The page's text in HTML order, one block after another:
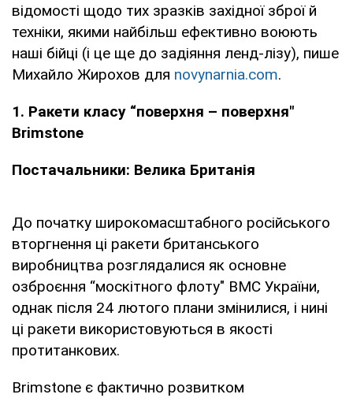
відомості щодо тих зразків західної зброї й
техніки, якими найбільш ефективно воюють
наші бійці (і це ще до задіяння ленд-лізу), пише
Михайло Жирохов для novynarnia.com.
1. Ракети класу “поверхня – поверхня"
Brimstone
Постачальники: Велика Британія
До початку широкомасштабного російського
вторгнення ці ракети британського
виробництва розглядалися як основне
озброєння “москітного флоту" ВМС України,
однак після 24 лютого плани змінилися, і нині
ці ракети використовуються в якості
протитанкових.
Brimstone є фактично розвитком